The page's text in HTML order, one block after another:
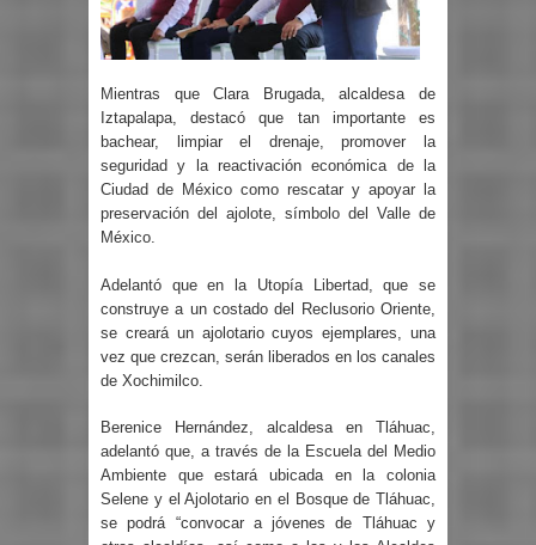
Mientras que Clara Brugada, alcaldesa de
Iztapalapa, destacó que tan importante es
bachear, limpiar el drenaje, promover la
seguridad y la reactivación económica de la
Ciudad de México como rescatar y apoyar la
preservación del ajolote, símbolo del Valle de
México.
Adelantó que en la Utopía Libertad, que se
construye a un costado del Reclusorio Oriente,
se creará un ajolotario cuyos ejemplares, una
vez que crezcan, serán liberados en los canales
de Xochimilco.
Berenice Hernández, alcaldesa en Tláhuac,
adelantó que, a través de la Escuela del Medio
Ambiente que estará ubicada en la colonia
Selene y el Ajolotario en el Bosque de Tláhuac,
se podrá “convocar a jóvenes de Tláhuac y